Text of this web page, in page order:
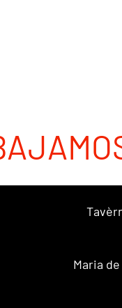
Maria